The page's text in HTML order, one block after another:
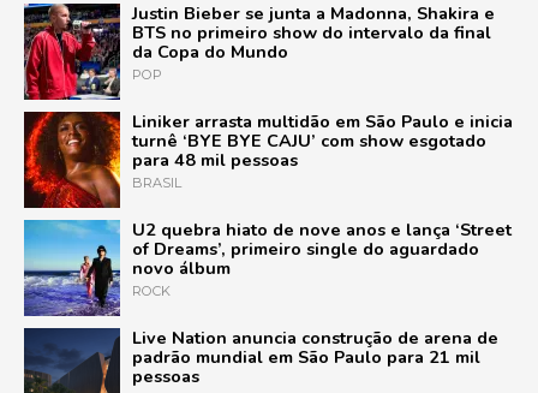
Justin Bieber se junta a Madonna, Shakira e
BTS no primeiro show do intervalo da final
da Copa do Mundo
POP
Liniker arrasta multidão em São Paulo e inicia
turnê ‘BYE BYE CAJU’ com show esgotado
para 48 mil pessoas
BRASIL
U2 quebra hiato de nove anos e lança ‘Street
of Dreams’, primeiro single do aguardado
novo álbum
ROCK
Live Nation anuncia construção de arena de
padrão mundial em São Paulo para 21 mil
pessoas